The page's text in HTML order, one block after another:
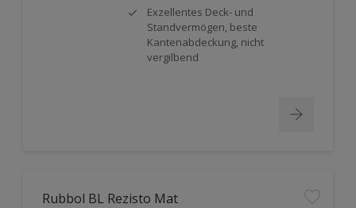
Exzellentes Deck- und
Standvermögen, beste
Kantenabdeckung, nicht
vergilbend
Rubbol BL Rezisto Mat